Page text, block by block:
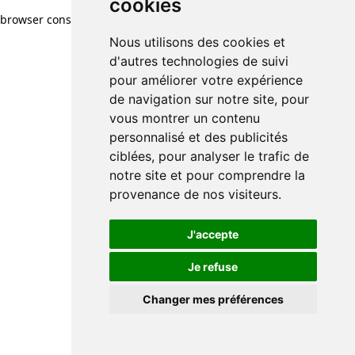
cookies
Nous utilisons des cookies et
d'autres technologies de suivi
pour améliorer votre expérience
de navigation sur notre site, pour
vous montrer un contenu
personnalisé et des publicités
ciblées, pour analyser le trafic de
notre site et pour comprendre la
provenance de nos visiteurs.
J'accepte
Je refuse
Changer mes préférences
browser console for more information)